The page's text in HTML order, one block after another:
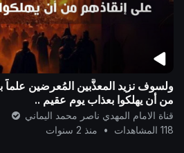
ولسوف نزيد المعذَّبين المُعرضين علماً
من أن يهلكوا بعذاب يومٍ عقيمٍ ..
قناة الامام المهدي ناصر محمد اليماني
118 المشاهدات
• منذ 2 سنوات